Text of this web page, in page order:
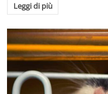
Leggi di più